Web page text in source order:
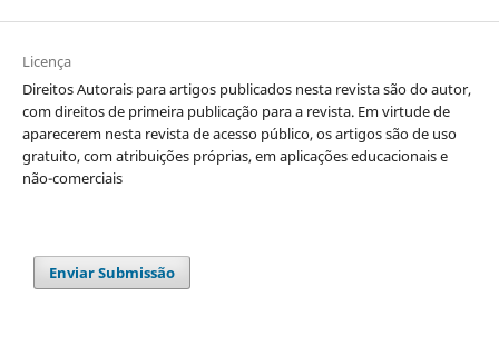
Licença
Direitos Autorais para artigos publicados nesta revista são do autor,
com direitos de primeira publicação para a revista. Em virtude de
aparecerem nesta revista de acesso público, os artigos são de uso
gratuito, com atribuições próprias, em aplicações educacionais e
não-comerciais
Enviar Submissão